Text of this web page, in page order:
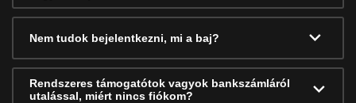
Nem tudok bejelentkezni, mi a baj?
Rendszeres támogatótok vagyok bankszámláról
utalással, miért nincs fiókom?